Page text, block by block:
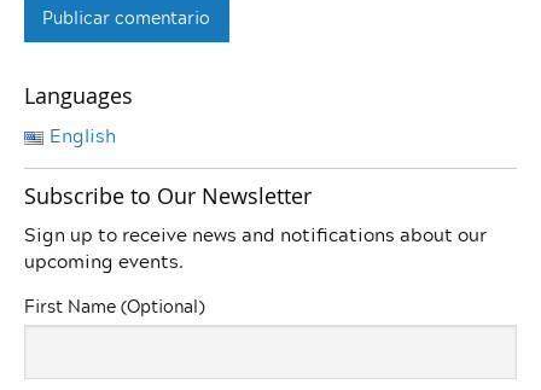
Languages
English
Subscribe to Our Newsletter
Sign up to receive news and notifications about our
upcoming events.
First Name (Optional)